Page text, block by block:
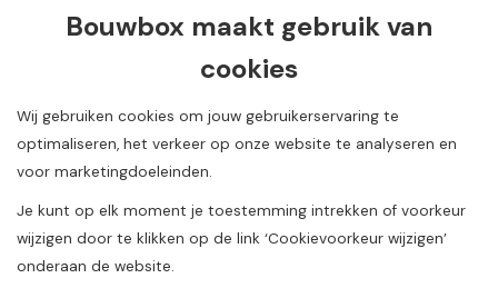
Van Dijklaan 5, 5581 WG Waalre
info@bouwbox.nl
Bouwbox maakt gebruik van
cookies
Wij gebruiken cookies om jouw gebruikerservaring te
optimaliseren, het verkeer op onze website te analyseren en
voor marketingdoeleinden.
Je kunt op elk moment je toestemming intrekken of voorkeur
wijzigen door te klikken op de link ‘Cookievoorkeur wijzigen’
onderaan de website.